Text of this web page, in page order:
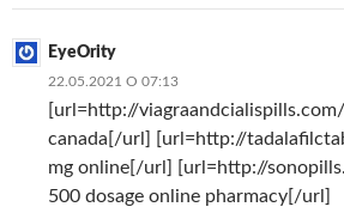
EyeOrity
22.05.2021 О 07:13
[url=http://
canada[/url] [url=http://
mg online[/url] [url=http://
500 dosage online pharmacy[/url]